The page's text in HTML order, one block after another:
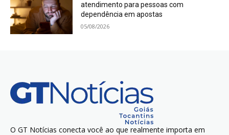
atendimento para pessoas com
dependência em apostas
05/08/2026
O GT Notícias conecta você ao que realmente importa em